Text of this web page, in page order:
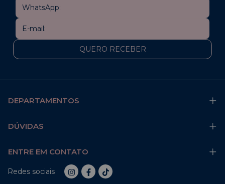
DEPARTAMENTOS
DÚVIDAS
ENTRE EM CONTATO
Redes sociais